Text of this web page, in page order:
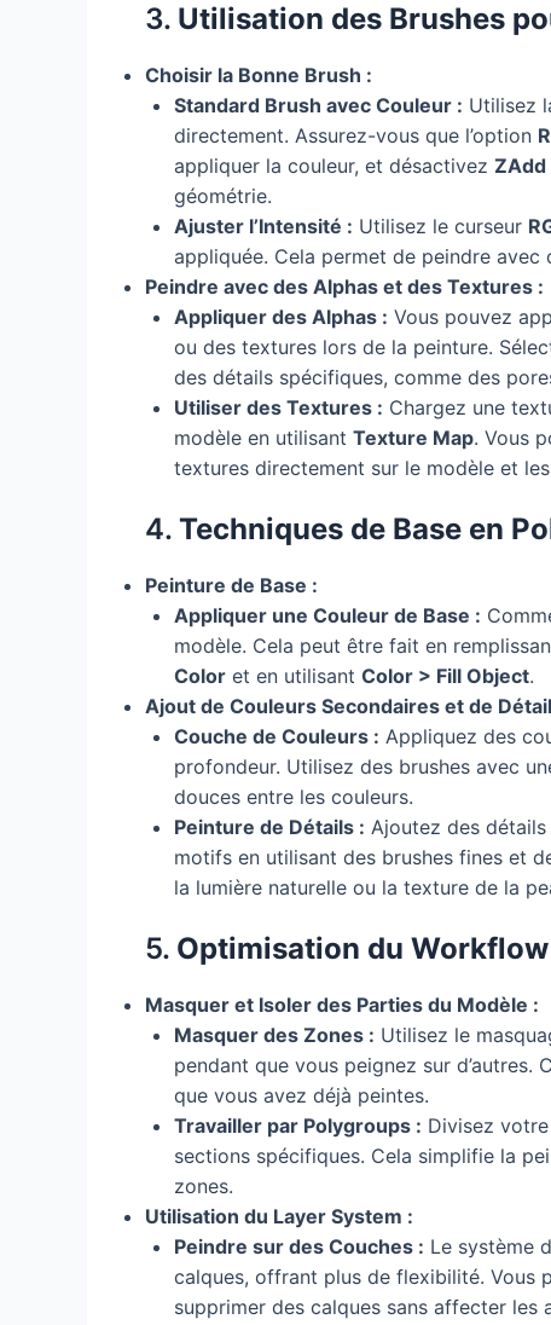
3. Utilisation des Brushes
Choisir la Bonne Brush :
Standard Brush avec Couleur : Utilisez
directement. Assurez-vous que l’option
appliquer la couleur, et désactivez ZAdd
géométrie.
Ajuster l’Intensité : Utilisez le curseur
appliquée. Cela permet de peindre
Peindre avec des Alphas et des Textures :
Appliquer des Alphas : Vous pouvez
ou des textures lors de la peinture.
des détails spécifiques, comme des
Utiliser des Textures : Chargez une
modèle en utilisant Texture Map. Vous
textures directement sur le modèle et
4. Techniques de Base en
Peinture de Base :
Appliquer une Couleur de Base :
modèle. Cela peut être fait en
Color et en utilisant Color > Fill Object.
Ajout de Couleurs Secondaires et de
Couche de Couleurs : Appliquez des
profondeur. Utilisez des brushes avec
douces entre les couleurs.
Peinture de Détails : Ajoutez des
motifs en utilisant des brushes fines et
la lumière naturelle ou la texture de la
5. Optimisation du
Masquer et Isoler des Parties du Modèle :
Masquer des Zones : Utilisez le
pendant que vous peignez sur
que vous avez déjà peintes.
Travailler par Polygroups : Divisez
sections spécifiques. Cela simplifie la
zones.
Utilisation du Layer System :
Peindre sur des Couches : Le système
calques, offrant plus de flexibilité. Vous
supprimer des calques sans affecter les